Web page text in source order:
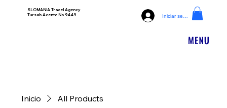
SLOMANIA Travel Agency
Tursab Acente No 9449
Iniciar sesión
Inicio All Products